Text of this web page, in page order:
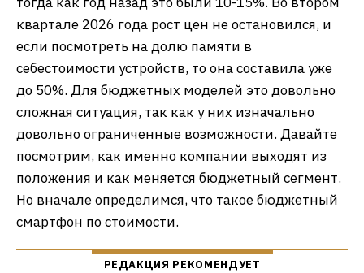
квартале 2026 года рост цен не остановился, и
если посмотреть на долю памяти в
себестоимости устройств, то она составила уже
до 50%. Для бюджетных моделей это довольно
сложная ситуация, так как у них изначально
довольно ограниченные возможности. Давайте
посмотрим, как именно компании выходят из
положения и как меняется бюджетный сегмент.
Но вначале определимся, что такое бюджетный
смартфон по стоимости.